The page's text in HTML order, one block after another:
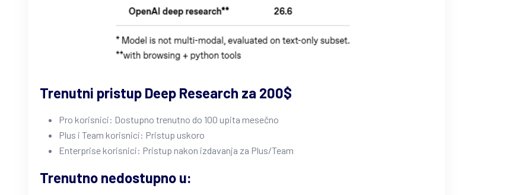
Trenutni pristup Deep Research za 200$
Pro korisnici: Dostupno trenutno do 100 upita mesečno
Plus i Team korisnici: Pristup uskoro
Enterprise korisnici: Pristup nakon izdavanja za Plus/Team
Trenutno nedostupno u: